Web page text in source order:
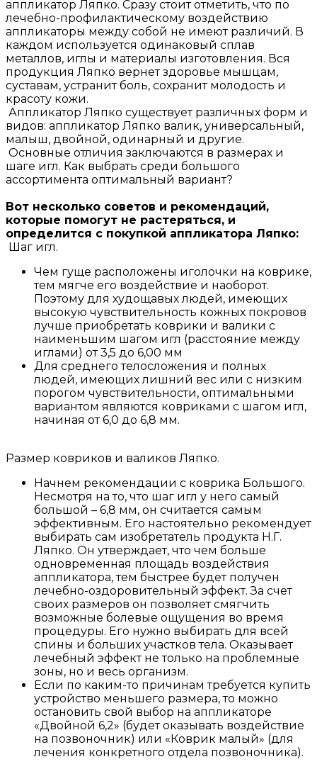
аппликатор Ляпко. Сразу стоит отметить, что по
лечебно-профилактическому воздействию
аппликаторы между собой не имеют различий. В
каждом используется одинаковый сплав
металлов, иглы и материалы изготовления. Вся
продукция Ляпко вернет здоровье мышцам,
суставам, устранит боль, сохранит молодость и
красоту кожи.
Аппликатор Ляпко существует различных форм и
видов: аппликатор Ляпко валик, универсальный,
малыш, двойной, одинарный и другие.
Основные отличия заключаются в размерах и
шаге игл. Как выбрать среди большого
ассортимента оптимальный вариант?
Вот несколько советов и рекомендаций,
которые помогут не растеряться, и
определится с покупкой аппликатора Ляпко:
Шаг игл.
Чем гуще расположены иголочки на коврике,
тем мягче его воздействие и наоборот.
Поэтому для худощавых людей, имеющих
высокую чувствительность кожных покровов
лучше приобретать коврики и валики с
наименьшим шагом игл (расстояние между
иглами) от 3,5 до 6,00 мм
Для среднего телосложения и полных
людей, имеющих лишний вес или с низким
порогом чувствительности, оптимальными
вариантом являются ковриками с шагом игл,
начиная от 6,0 до 6,8 мм.
Размер ковриков и валиков Ляпко.
Начнем рекомендации с коврика Большого.
Несмотря на то, что шаг игл у него самый
большой – 6,8 мм, он считается самым
эффективным. Его настоятельно рекомендует
выбирать сам изобретатель продукта Н.Г.
Ляпко. Он утверждает, что чем больше
одновременная площадь воздействия
аппликатора, тем быстрее будет получен
лечебно-оздоровительный эффект. За счет
своих размеров он позволяет смягчить
возможные болевые ощущения во время
процедуры. Его нужно выбирать для всей
спины и больших участков тела. Оказывает
лечебный эффект не только на проблемные
зоны, но и весь организм.
Если по каким-то причинам требуется купить
устройство меньшего размера, то можно
остановить свой выбор на аппликаторе
«Двойной 6,2» (будет оказывать воздействие
на позвоночник) или «Коврик малый» (для
лечения конкретного отдела позвоночника).